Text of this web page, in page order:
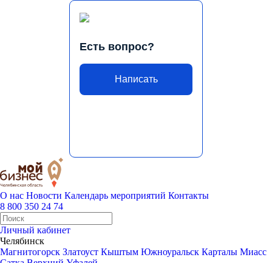
Есть вопрос?
Написать
О нас Новости Календарь мероприятий Контакты
8 800 350 24 74
Личный кабинет
Челябинск
Магнитогорск Златоуст Кыштым Южноуральск Карталы Миасс